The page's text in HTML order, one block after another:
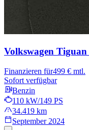
Volkswagen Tiguan
Finanzieren für499 € mtl.
Sofort verfügbar
Benzin
110 kW/149 PS
34.419 km
September 2024